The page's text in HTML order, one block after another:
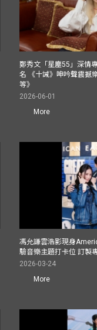
鄭秀文「星塵55」深情
名 《十誡》呻吟聲震撼
等》
2026-06-01
More
馮允謙雲浩影現身
驗音樂主題打卡位 訂製
2026-03-24
More